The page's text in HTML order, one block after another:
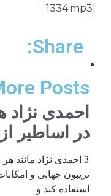
1334.mp3]
Share:
Posts
احمدی
در اساطیر
3 احمدی نژاد مانند
تریبون جهانی و
استفاده کند و